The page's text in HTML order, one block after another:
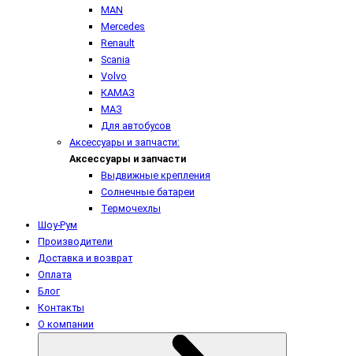
MAN
Mercedes
Renault
Scania
Volvo
КАМАЗ
МАЗ
Для автобусов
Аксессуары и запчасти:
Аксессуары и запчасти
Выдвижные крепления
Солнечные батареи
Термочехлы
Шоу-Рум
Производители
Доставка и возврат
Оплата
Блог
Контакты
О компании